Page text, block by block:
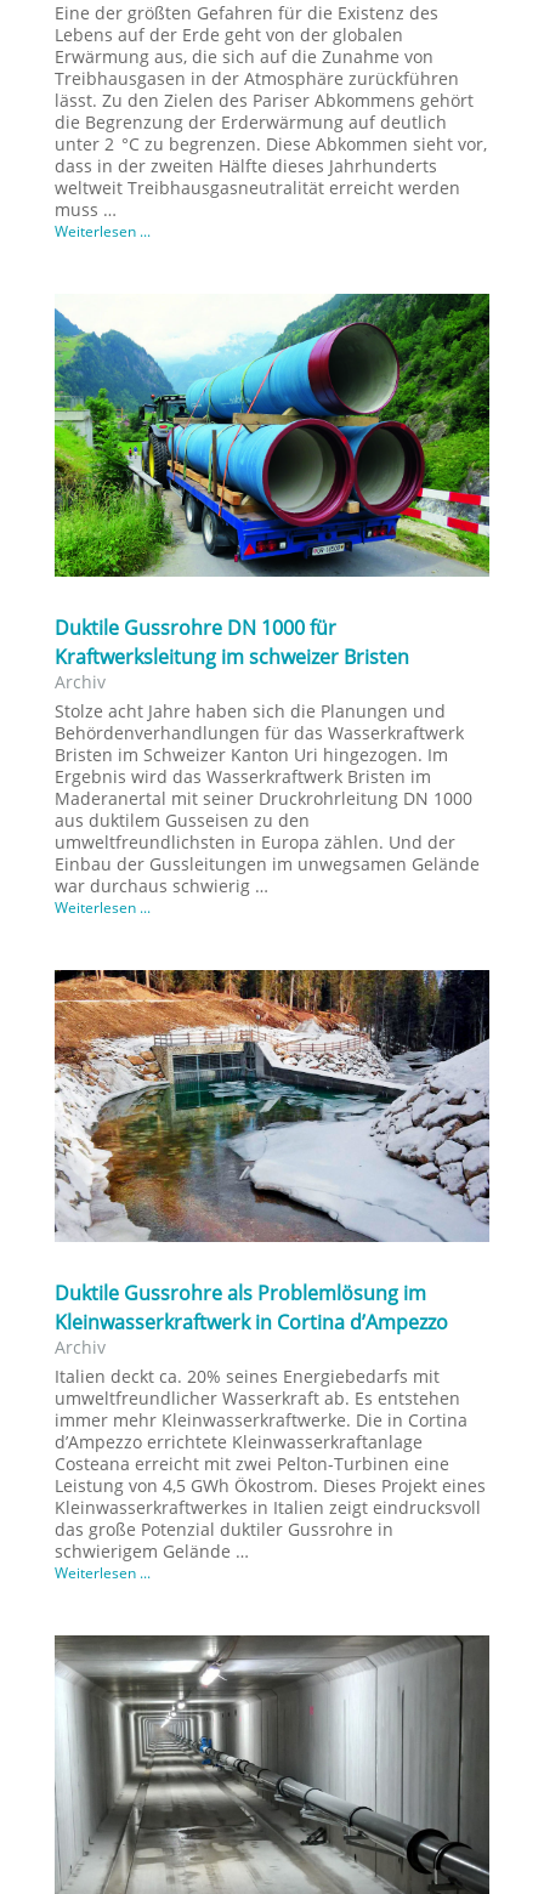
Eine der größten Gefahren für die Existenz des
Lebens auf der Erde geht von der globalen
Erwärmung aus, die sich auf die Zunahme von
Treibhausgasen in der Atmosphäre zurückführen
lässt. Zu den Zielen des Pariser Abkommens gehört
die Begrenzung der Erderwärmung auf deutlich
unter 2 °C zu begrenzen. Diese Abkommen sieht vor,
dass in der zweiten Hälfte dieses Jahrhunderts
weltweit Treibhausgasneutralität erreicht werden
muss …
Weiterlesen ...
Duktile Gussrohre DN 1000 für
Kraftwerksleitung im schweizer Bristen
Archiv
Stolze acht Jahre haben sich die Planungen und
Behördenverhandlungen für das Wasserkraftwerk
Bristen im Schweizer Kanton Uri hingezogen. Im
Ergebnis wird das Wasserkraftwerk Bristen im
Maderanertal mit seiner Druckrohrleitung DN 1000
aus duktilem Gusseisen zu den
umweltfreundlichsten in Europa zählen. Und der
Einbau der Gussleitungen im unwegsamen Gelände
war durchaus schwierig …
Weiterlesen ...
Duktile Gussrohre als Problemlösung im
Kleinwasserkraftwerk in Cortina d’Ampezzo
Archiv
Italien deckt ca. 20% seines Energiebedarfs mit
umweltfreundlicher Wasserkraft ab. Es entstehen
immer mehr Kleinwasserkraftwerke. Die in Cortina
d’Ampezzo errichtete Kleinwasserkraftanlage
Costeana erreicht mit zwei Pelton-Turbinen eine
Leistung von 4,5 GWh Ökostrom. Dieses Projekt eines
Kleinwasserkraftwerkes in Italien zeigt eindrucksvoll
das große Potenzial duktiler Gussrohre in
schwierigem Gelände …
Weiterlesen ...